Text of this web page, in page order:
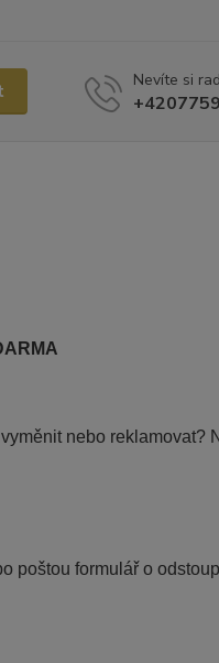
Nevíte si
nebo reklamovat?
poštou formulář o